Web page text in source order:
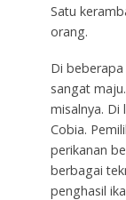
Satu
orang.
Di
sangat
misalnya. Di
Cobia.
perikanan
berbagai
penghasil